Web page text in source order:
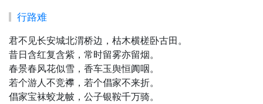
行路难
君不见长安城北渭桥边，枯木横槎卧古田。
昔日含红复含紫，常时留雾亦留烟。
春景春风花似雪，香车玉舆恒阗咽。
若个游人不竞襻，若个倡家不来折。
倡家宝袜蛟龙帔，公子银鞍千万骑。